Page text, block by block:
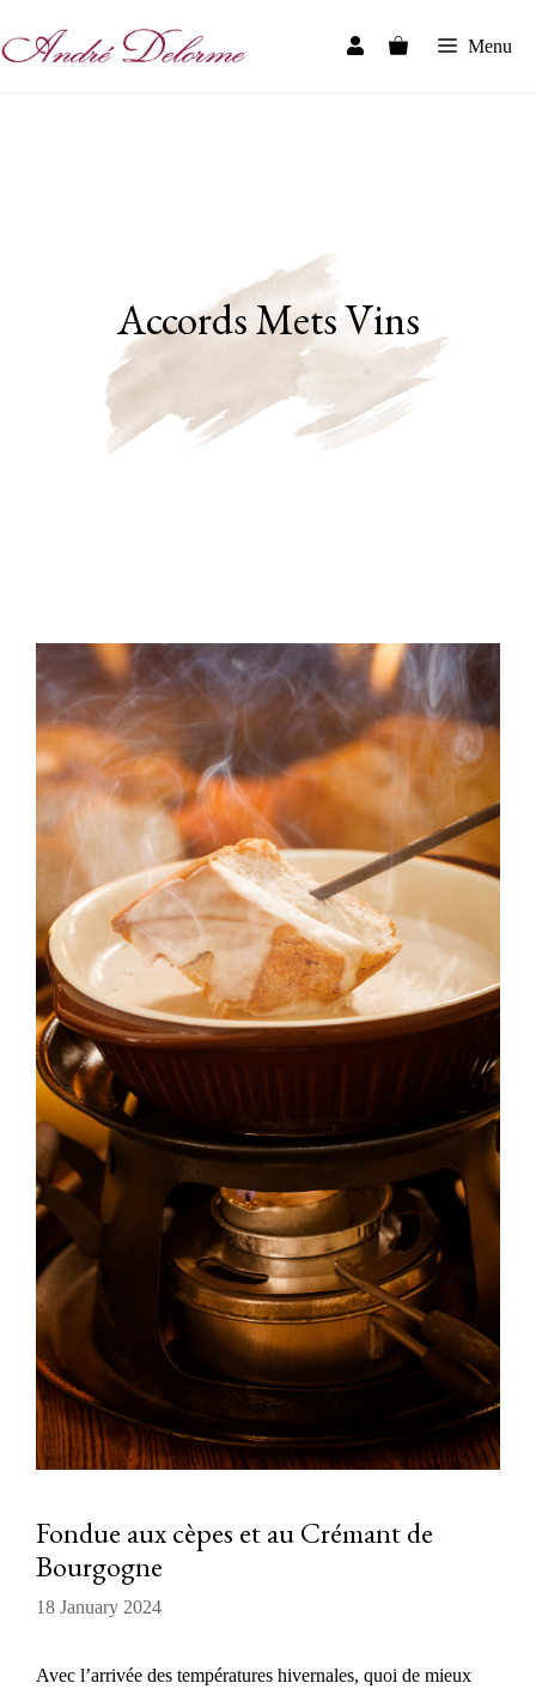
to
Menu
Accords Mets Vins
Fondue aux cèpes et au Crémant de
Bourgogne
18 January 2024
Avec l’arrivée des températures hivernales, quoi de mieux